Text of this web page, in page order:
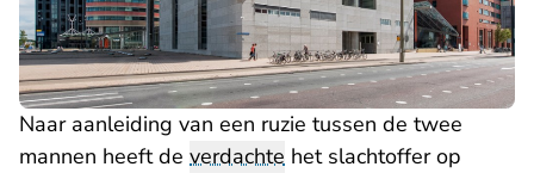
Naar aanleiding van een ruzie tussen de twee
mannen heeft de verdachte het slachtoffer op